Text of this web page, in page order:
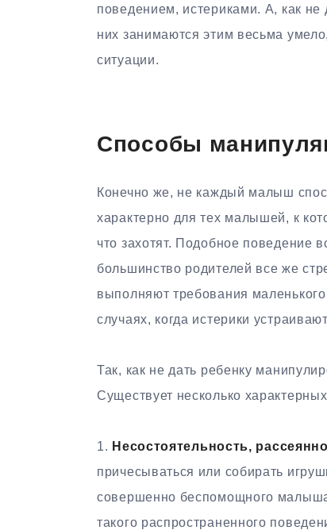
поведением, истериками. А, как
них занимаются этим весьма
ситуации.
Способы
Конечно же, не каждый малыш
характерно для тех малышей, к
что захотят. Подобное поведение
большинство родителей все же
выполняют требования
случаях, когда истерики
Так, как не дать ребенку
Существует несколько
1. Несостоятельность,
причесываться или собирать
совершенно беспомощного
такого распространенного